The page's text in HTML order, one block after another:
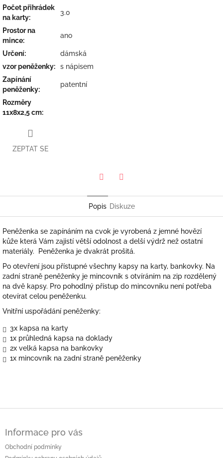
Počet přihrádek
na karty:
3.0
Prostor na
mince:
ano
Určení:
dámská
vzor peněženky:
s nápisem
Zapínání
peněženky:
patentní
Rozměry
11x8x2,5 cm:
ZEPTAT SE
Popis Diskuze
Peněženka se zapínáním na cvok je vyrobená z jemné hovězí
kůže která Vám zajistí větší odolnost a delší výdrž než ostatní
materiály. Peněženka je dvakrát prošitá.
Po otevření jsou přístupné všechny kapsy na karty, bankovky. Na
zadní straně peněženky je mincovník s otvíráním na zip rozdělený
na dvě kapsy. Pro pohodlný přístup do mincovníku není potřeba
otevírat celou peněženku.
Vnitřní uspořádání peněženky:
3x kapsa na karty
1x průhledná kapsa na doklady
2x velká kapsa na bankovky
1x mincovník na zadní straně peněženky
Informace pro vás
Obchodní podmínky